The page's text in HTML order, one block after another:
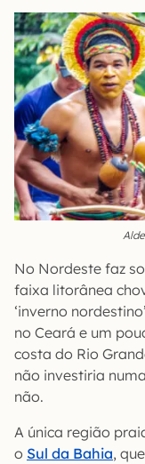
No Nordeste faz
faixa litorânea
‘inverno
no Ceará e um
costa do Rio
não investiria
não.
A única região
o Sul da Bahia,